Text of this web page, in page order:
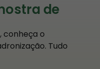
de
conheça o
Tudo